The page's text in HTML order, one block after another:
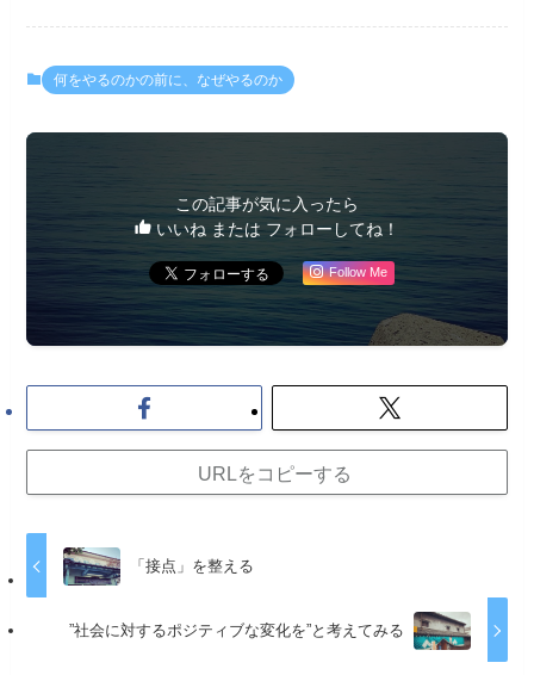
何をやるのかの前に、なぜやるのか
この記事が気に入ったら
いいね または フォローしてね！
Follow Me
URLをコピーする
「接点」を整える
”社会に対するポジティブな変化を”と考えてみる